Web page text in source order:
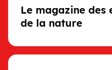
Le magazine des
de la nature